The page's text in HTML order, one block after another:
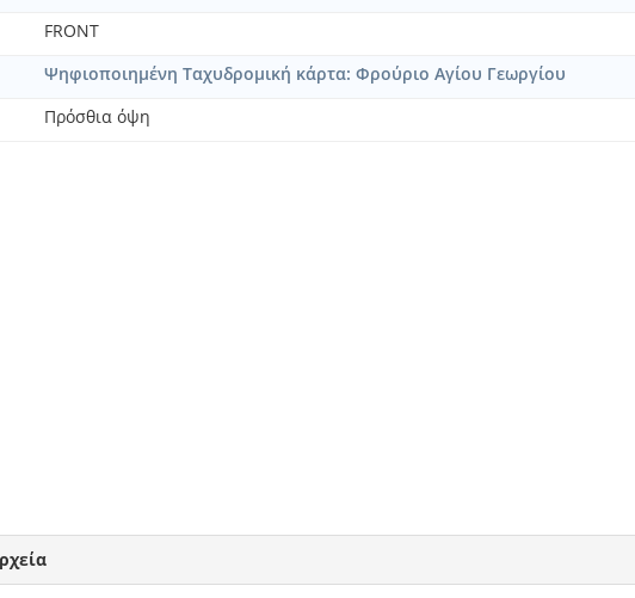
FRONT
Ψηφιοποιημένη Ταχυδρομική κάρτα: Φρούριο Αγίου Γεωργίου
Πρόσθια όψη